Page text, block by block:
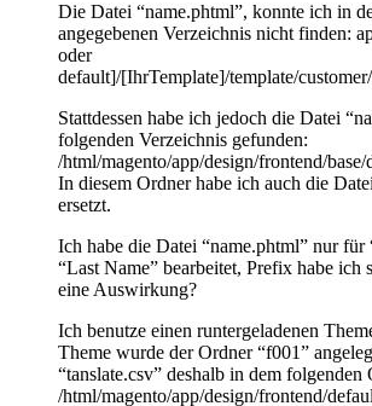
Die Datei “name.phtml”, konnte ich in
angegebenen Verzeichnis nicht finden:
oder
default]/[IhrTemplate]/template/
Stattdessen habe ich jedoch die Datei
folgenden Verzeichnis gefunden:
/html/magento/app/design/frontend/
In diesem Ordner habe ich auch die
ersetzt.
Ich habe die Datei “name.phtml” nur für
“Last Name” bearbeitet, Prefix habe ich
eine Auswirkung?
Ich benutze einen runtergeladenen
Theme wurde der Ordner “f001”
“tanslate.csv” deshalb in dem folgenden
/html/magento/app/design/frontend/